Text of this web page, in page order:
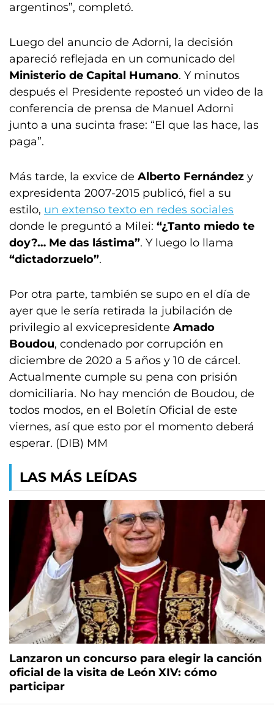
argentinos”, completó.
Luego del anuncio de Adorni, la decisión
apareció reflejada en un comunicado del
Ministerio de Capital Humano. Y minutos
después el Presidente reposteó un video de la
conferencia de prensa de Manuel Adorni
junto a una sucinta frase: “El que las hace, las
paga”.
Más tarde, la exvice de Alberto Fernández y
expresidenta 2007-2015 publicó, fiel a su
estilo, un extenso texto en redes sociales
donde le preguntó a Milei: “¿Tanto miedo te
doy?… Me das lástima”. Y luego lo llama
“dictadorzuelo”.
Por otra parte, también se supo en el día de
ayer que le sería retirada la jubilación de
privilegio al exvicepresidente Amado
Boudou, condenado por corrupción en
diciembre de 2020 a 5 años y 10 de cárcel.
Actualmente cumple su pena con prisión
domiciliaria. No hay mención de Boudou, de
todos modos, en el Boletín Oficial de este
viernes, así que esto por el momento deberá
esperar. (DIB) MM
LAS MÁS LEÍDAS
Lanzaron un concurso para elegir la canción
oficial de la visita de León XIV: cómo
participar